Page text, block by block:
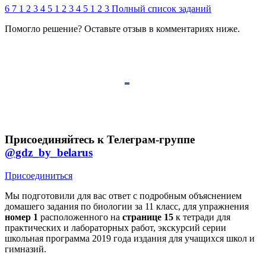
6 7 1 2 3 4 5 1 2 3 4 5 1 2 3 Полный список заданий
Помогло решение? Оставьте отзыв в комментариях ниже.
Присоединяйтесь к Телеграм-группе
@gdz_by_belarus
Присоединиться
Мы подготовили для вас ответ c подробным объяснением
домашего задания по биологии за 11 класс, для упражнения
номер 1 расположенного на странице 15 к тетради для
практических и лабораторных работ, экскурсий серии
школьная программа 2019 года издания для учащихся школ и
гимназий.